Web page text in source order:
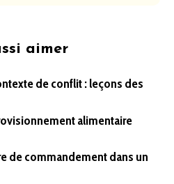
aimer
de conflit : leçons des
alimentaire
de commandement dans un